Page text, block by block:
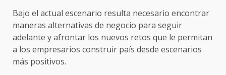
Bajo el actual escenario resulta necesario encontrar
maneras alternativas de negocio para seguir
adelante y afrontar los nuevos retos que le permitan
a los empresarios construir país desde escenarios
más positivos.